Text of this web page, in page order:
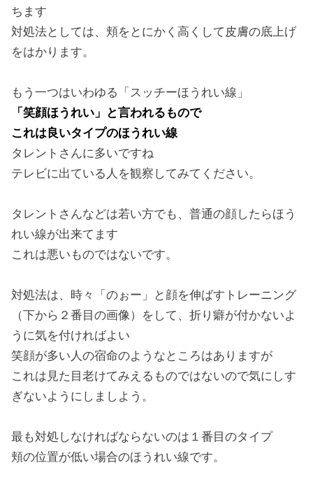
ちます
対処法としては、頬をとにかく高くして皮膚の底上げ
をはかります。
もう一つはいわゆる「スッチーほうれい線」
「笑顔ほうれい」と言われるもので
これは良いタイプのほうれい線
タレントさんに多いですね
テレビに出ている人を観察してみてください。
タレントさんなどは若い方でも、普通の顔したらほう
れい線が出来てます
これは悪いものではないです。
対処法は、時々「のぉー」と顔を伸ばすトレーニング
（下から２番目の画像）をして、折り癖が付かないよ
うに気を付ければよい
笑顔が多い人の宿命のようなところはありますが
これは見た目老けてみえるものではないので気にしす
ぎないようにしましよう。
最も対処しなければならないのは１番目のタイプ
頬の位置が低い場合のほうれい線です。